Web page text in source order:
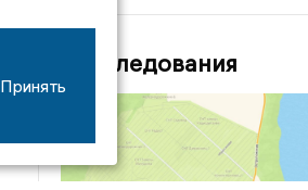
Расследования
Принять